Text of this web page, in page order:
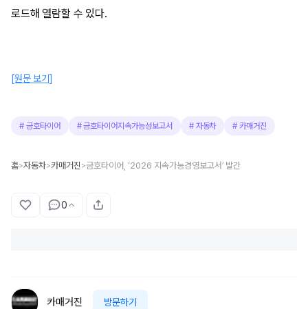
로드해 열람할 수 있다.
[원문 보기]
# 금호타이어 #금호타이어지속가능성보고서 # 자동차 # 카매거진
홈>자동차>카매거진 >금호타이어, ‘2026 지속가능경영보고서’ 발간
0
카매거진 방문하기